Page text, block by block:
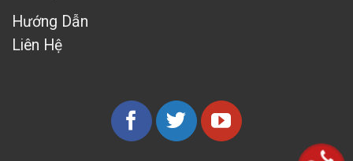
Hướng Dẫn
Liên Hệ